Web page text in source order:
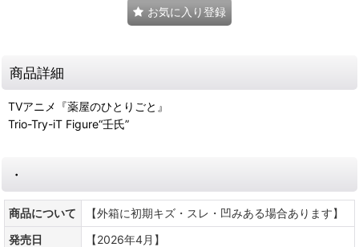
お気に入り登録
商品詳細
TVアニメ『薬屋のひとりごと』
Trio-Try-iT Figure“壬氏”
・
商品について
【外箱に初期キズ・スレ・凹みある場合あります】
発売日
【2026年4月】